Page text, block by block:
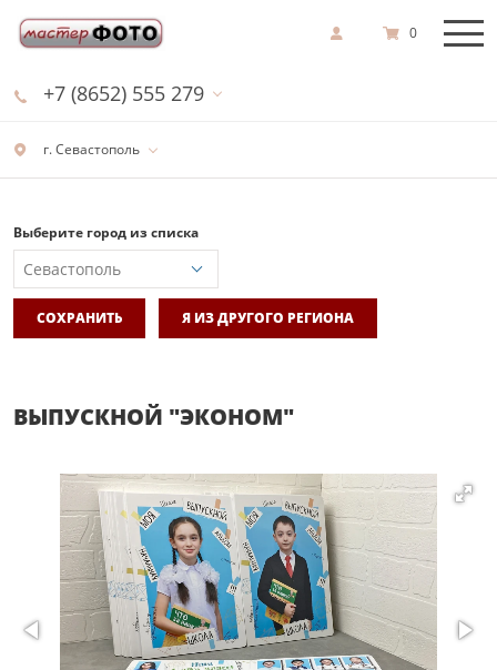
г. Севастополь
+7 (8652) 555 279
0
Выберите город из списка
СОХРАНИТЬ Я ИЗ ДРУГОГО РЕГИОНА
ВЫПУСКНОЙ "ЭКОНОМ"